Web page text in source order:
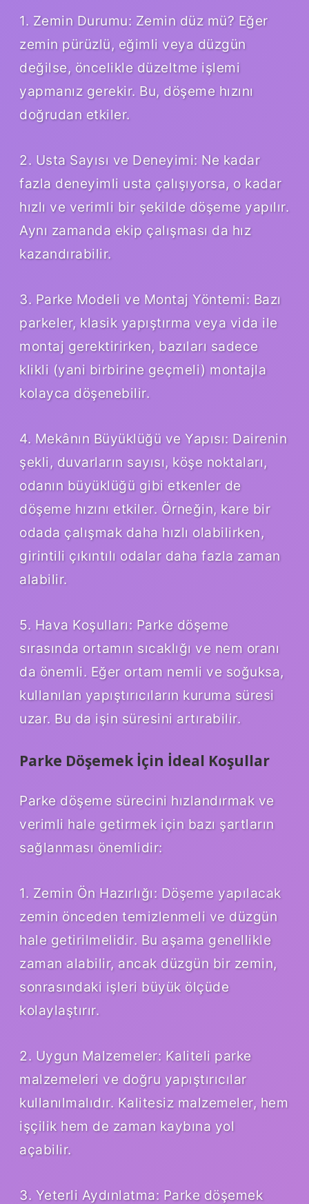
1. Zemin Durumu: Zemin düz mü? Eğer
zemin pürüzlü, eğimli veya düzgün
değilse, öncelikle düzeltme işlemi
yapmanız gerekir. Bu, döşeme hızını
doğrudan etkiler.
2. Usta Sayısı ve Deneyimi: Ne kadar
fazla deneyimli usta çalışıyorsa, o kadar
hızlı ve verimli bir şekilde döşeme yapılır.
Aynı zamanda ekip çalışması da hız
kazandırabilir.
3. Parke Modeli ve Montaj Yöntemi: Bazı
parkeler, klasik yapıştırma veya vida ile
montaj gerektirirken, bazıları sadece
klikli (yani birbirine geçmeli) montajla
kolayca döşenebilir.
4. Mekânın Büyüklüğü ve Yapısı: Dairenin
şekli, duvarların sayısı, köşe noktaları,
odanın büyüklüğü gibi etkenler de
döşeme hızını etkiler. Örneğin, kare bir
odada çalışmak daha hızlı olabilirken,
girintili çıkıntılı odalar daha fazla zaman
alabilir.
5. Hava Koşulları: Parke döşeme
sırasında ortamın sıcaklığı ve nem oranı
da önemli. Eğer ortam nemli ve soğuksa,
kullanılan yapıştırıcıların kuruma süresi
uzar. Bu da işin süresini artırabilir.
Parke Döşemek İçin İdeal Koşullar
Parke döşeme sürecini hızlandırmak ve
verimli hale getirmek için bazı şartların
sağlanması önemlidir:
1. Zemin Ön Hazırlığı: Döşeme yapılacak
zemin önceden temizlenmeli ve düzgün
hale getirilmelidir. Bu aşama genellikle
zaman alabilir, ancak düzgün bir zemin,
sonrasındaki işleri büyük ölçüde
kolaylaştırır.
2. Uygun Malzemeler: Kaliteli parke
malzemeleri ve doğru yapıştırıcılar
kullanılmalıdır. Kalitesiz malzemeler, hem
işçilik hem de zaman kaybına yol
açabilir.
3. Yeterli Aydınlatma: Parke döşemek